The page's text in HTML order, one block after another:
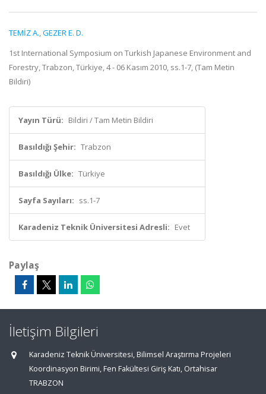
TEMİZ A.,GEZER E. D.
1st International Symposium on Turkish Japanese Environment and
Forestry, Trabzon, Türkiye, 4 - 06 Kasım 2010, ss.1-7, (Tam Metin
Bildiri)
Yayın Türü: Bildiri / Tam Metin Bildiri
Basıldığı Şehir: Trabzon
Basıldığı Ülke: Türkiye
Sayfa Sayıları: ss.1-7
Karadeniz Teknik Üniversitesi Adresli: Evet
Paylaş
İletişim Bilgileri
Karadeniz Teknik Üniversitesi, Bilimsel Araştırma Projeleri
Koordinasyon Birimi, Fen Fakültesi Giriş Katı, Ortahisar
TRABZON